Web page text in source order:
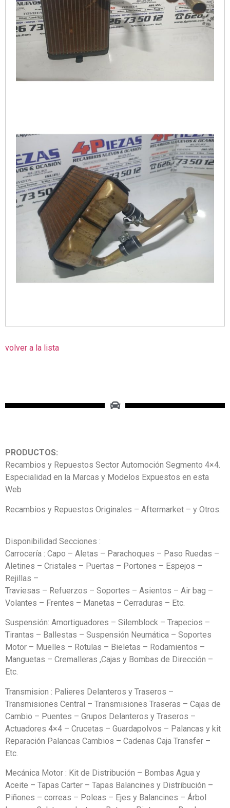
volver a la lista
PRODUCTOS:
Recambios y Repuestos Sector Automoción Segmento 4×4.
Especialidad en la Marcas y Modelos Expuestos en esta
Web
Recambios y Repuestos Originales – Aftermarket – y Otros.
Disponibilidad Secciones :
Carrocería : Capo – Aletas – Parachoques – Paso Ruedas –
Aletines – Cristales – Puertas – Portones – Espejos –
Rejillas –
Traviesas – Refuerzos – Soportes – Asientos – Air bag –
Volantes – Frentes – Manetas – Cerraduras – Etc.
Suspensión: Amortiguadores – Silemblock – Trapecios –
Tirantas – Ballestas – Suspensión Neumática – Soportes
Motor – Muelles – Rotulas – Bieletas – Rodamientos –
Manguetas – Cremalleras ,Cajas y Bombas de Dirección –
Etc.
Transmision : Palieres Delanteros y Traseros –
Transmisiones Central – Transmisiones Traseras – Cajas de
Cambio – Puentes – Grupos Delanteros y Traseros –
Actuadores 4×4 – Crucetas – Guardapolvos – Palancas y kit
Reparación Palancas Cambios – Cadenas Caja Transfer –
Etc.
Mecánica Motor : Kit de Distribución – Bombas Agua y
Aceite – Tapas Carter – Tapas Balancines y Distribución –
Piñones – correas – Poleas – Ejes y Balancines – Árbol